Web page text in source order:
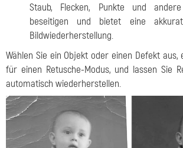
Staub, Flecken, Punkte und
beseitigen und bietet eine
Bildwiederherstellung.
Wählen Sie ein Objekt oder einen Defekt aus,
für einen Retusche-Modus, und lassen Sie
automatisch wiederherstellen.